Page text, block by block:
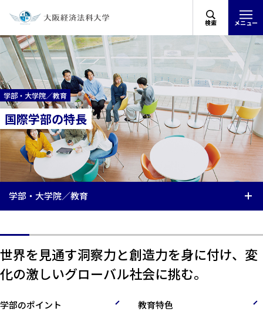
検索 メニュー
学部・大学院／教育
国際学部の特長
学部・大学院／教育
世界を見通す洞察力と創造力を身に付け、変
化の激しいグローバル社会に挑む。
学部のポイント 教育特色